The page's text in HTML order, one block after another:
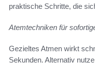
praktische Schritte, die
Atemtechniken für
Gezieltes Atmen wirkt
Sekunden. Alternativ